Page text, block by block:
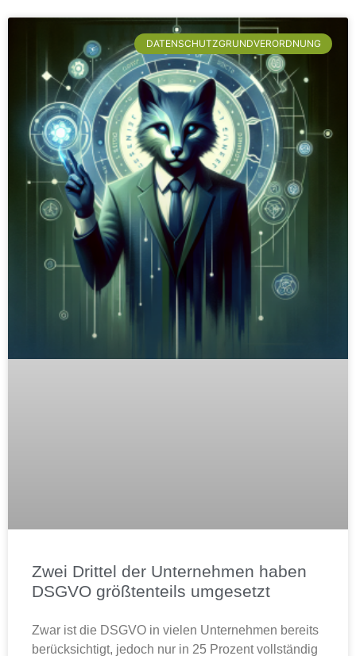
DATENSCHUTZGRUNDVERORDNUNG
Zwei Drittel der Unternehmen haben
DSGVO größtenteils umgesetzt
Zwar ist die DSGVO in vielen Unternehmen bereits
berücksichtigt, jedoch nur in 25 Prozent vollständig